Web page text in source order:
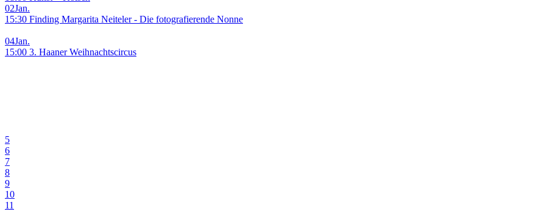
02Jan.
15:30 Finding Margarita Neiteler - Die fotografierende Nonne
04Jan.
15:00 3. Haaner Weihnachtscircus
5
6
7
8
9
10
11